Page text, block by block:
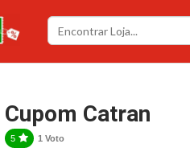
Cupom Catran
5 1 Voto